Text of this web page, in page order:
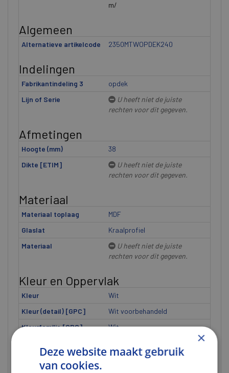
m/
Algemeen
Alternatieve artikelcode 2350MTWOPDEK240
Indelingen
Fabrikantindeling 3
opdek
Lijn of Serie
U heeft niet de juiste
rechten voor dit gegeven.
Afmetingen
Hoogte (mm)
38
Dikte [ETIM]
U heeft niet de juiste
rechten voor dit gegeven.
Materiaal
Materiaal toplaag
MDF
Glaslat
Kraalprofiel
Materiaal
U heeft niet de juiste
rechten voor dit gegeven.
Kleur en Oppervlak
Kleur
Wit
Kleur (detail) [GPC]
Wit voorbehandeld
Kleurfamilie [GPC]
Wit
Oppervlaktebescherming
Gegrond
×
Deze website maakt gebruik
van cookies.